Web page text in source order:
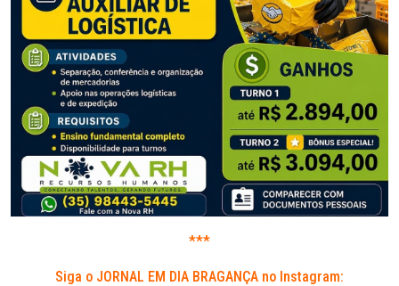
***
Siga o JORNAL EM DIA BRAGANÇA no Instagram: